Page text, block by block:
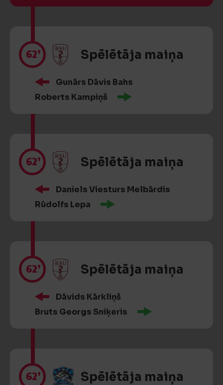
62’ Spēlētāja maiņa
Gunārs Dāvis Bahs
Roberts Kampiņš
62’ Spēlētāja maiņa
Daniels Viesturs Melbārdis
Rūdolfs Lepa
62’ Spēlētāja maiņa
Dāvids Kārkliņš
Bruts Georgs Sniķeris
62’ Spēlētāja maiņa